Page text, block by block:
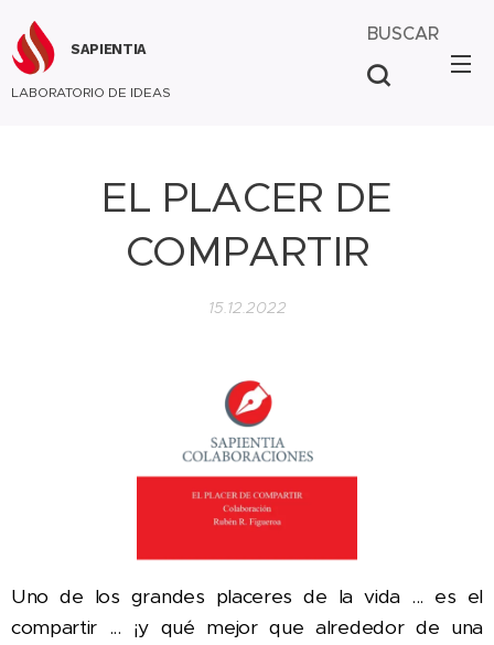
SAPIENTIA
LABORATORIO DE IDEAS
BUSCAR
EL PLACER DE
COMPARTIR
15.12.2022
Uno de los grandes placeres de la vida ... es el
compartir ... ¡y qué mejor que alrededor de una